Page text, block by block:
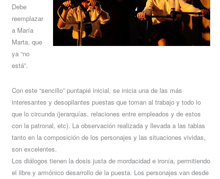
Debe
reemplazar
a María
Marta, que
ya “no
está”.
Con este “sencillo” puntapié inicial, se inicia una de las más
interesantes y desopilantes puestas que toman al trabajo y todo lo
que lo circunda (jerarquías, relaciones entre empleados y de estos
con la patronal, etc). La observación realizada y llevada a las tablas
tanto en la composición de los personajes y las situaciones vividas,
son excelentes.
Los diálogos tienen la dosis justa de mordacidad e ironía, permitiendo
el libre y armónico desarrollo de la puesta. Los personajes van desde